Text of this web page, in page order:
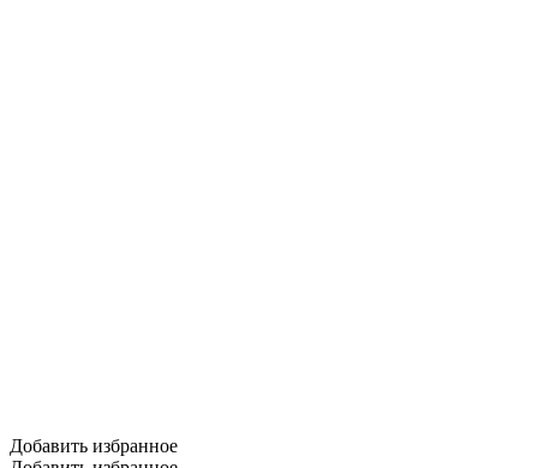
Добавить избранное